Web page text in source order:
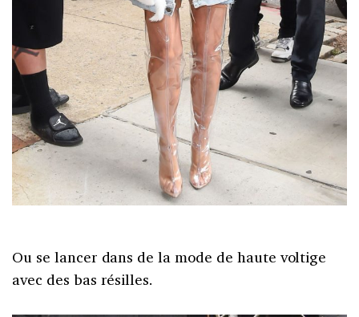
Ou se lancer dans de la mode de haute voltige
avec des bas résilles.